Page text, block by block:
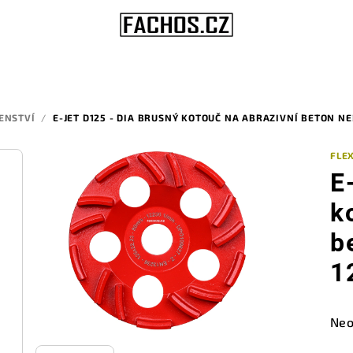
/ E-JET D125 - DIA BRUSNÝ KOTOUČ NA ABRAZIVNÍ BETON
FLEX